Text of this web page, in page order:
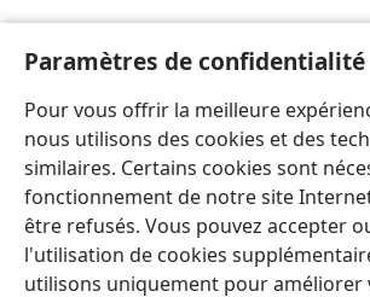
Paramètres de confidentialité
Pour vous offrir la meilleure
nous utilisons des cookies et des
similaires. Certains cookies sont
fonctionnement de notre site
être refusés. Vous pouvez accepter
l'utilisation de cookies
utilisons uniquement pour améliorer
Îles, Punaauia, Tahiti
Français Partager
Copyright © 2026 Watch Tower Bible and Tract